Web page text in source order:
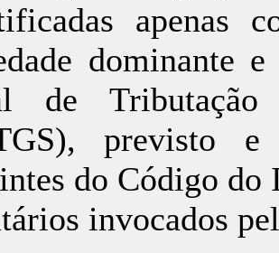
apenas
dominante
de
previsto
do Código do
invocados